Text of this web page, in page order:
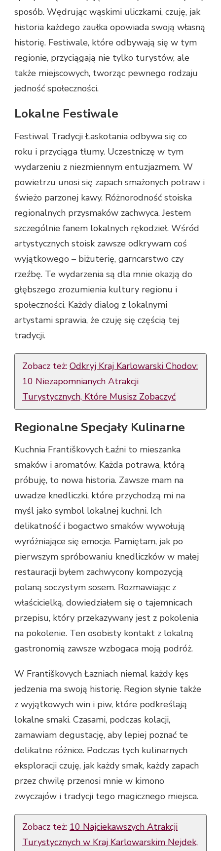
sposób. Wędrując wąskimi uliczkami, czuję, jak
historia każdego zaułka opowiada swoją własną
historię. Festiwale, które odbywają się w tym
regionie, przyciągają nie tylko turystów, ale
także miejscowych, tworząc pewnego rodzaju
jedność społeczności.
Lokalne Festiwale
Festiwal Tradycji Łaskotania odbywa się co
roku i przyciąga tłumy. Uczestniczę w tym
wydarzeniu z niezmiennym entuzjazmem. W
powietrzu unosi się zapach smażonych potraw i
świeżo parzonej kawy. Różnorodność stoiska
regionalnych przysmaków zachwyca. Jestem
szczególnie fanem lokalnych rękodzieł. Wśród
artystycznych stoisk zawsze odkrywam coś
wyjątkowego – biżuterię, garncarstwo czy
rzeźbę. Te wydarzenia są dla mnie okazją do
głębszego zrozumienia kultury regionu i
społeczności. Każdy dialog z lokalnymi
artystami sprawia, że czuję się częścią tej
tradycji.
Zobacz też: Odkryj Kraj Karlowarski Chodov:
10 Niezapomnianych Atrakcji
Turystycznych, Które Musisz Zobaczyć
Regionalne Specjały Kulinarne
Kuchnia Františkovych Łaźni to mieszanka
smaków i aromatów. Każda potrawa, którą
próbuję, to nowa historia. Zawsze mam na
uwadze knedliczki, które przychodzą mi na
myśl jako symbol lokalnej kuchni. Ich
delikatność i bogactwo smaków wywołują
wyróżniające się emocje. Pamiętam, jak po
pierwszym spróbowaniu knedliczków w małej
restauracji byłem zachwycony kompozycją
polaną soczystym sosem. Rozmawiając z
właścicielką, dowiedziałem się o tajemnicach
przepisu, który przekazywany jest z pokolenia
na pokolenie. Ten osobisty kontakt z lokalną
gastronomią zawsze wzbogaca moją podróż.
W Františkovych Łazniach niemal każdy kęs
jedzenia ma swoją historię. Region słynie także
z wyjątkowych win i piw, które podkreślają
lokalne smaki. Czasami, podczas kolacji,
zamawiam degustację, aby lepiej poznać te
delikatne różnice. Podczas tych kulinarnych
eksploracji czuję, jak każdy smak, każdy zapach
przez chwilę przenosi mnie w kimono
zwyczajów i tradycji tego magicznego miejsca.
Zobacz też: 10 Najciekawszych Atrakcji
Turystycznych w Kraj Karlowarskim Nejdek,